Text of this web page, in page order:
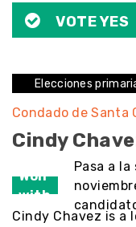
VOTE YES
Elecciones
Condado de Santa
Cindy
Won
with
Pasa a
Cindy Chavez is a